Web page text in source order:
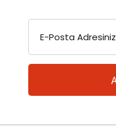
E-Posta Adresiniz